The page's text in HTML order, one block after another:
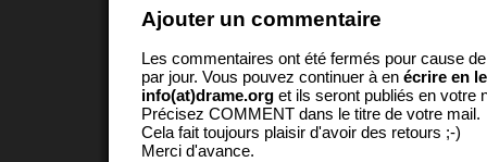
Ajouter un commentaire
Les commentaires ont été fermés pour cause
par jour. Vous pouvez continuer à en écrire en
info(at)drame.org et ils seront publiés en votre
Précisez COMMENT dans le titre de votre mail.
Cela fait toujours plaisir d'avoir des retours ;-)
Merci d'avance.